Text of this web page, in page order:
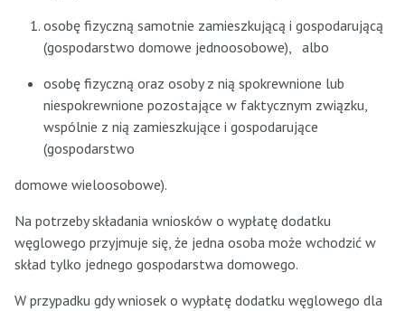
osobę fizyczną samotnie zamieszkującą i gospodarującą
(gospodarstwo domowe jednoosobowe), albo
osobę fizyczną oraz osoby z nią spokrewnione lub
niespokrewnione pozostające w faktycznym związku,
wspólnie z nią zamieszkujące i gospodarujące
(gospodarstwo
domowe wieloosobowe).
Na potrzeby składania wniosków o wypłatę dodatku
węglowego przyjmuje się, że jedna osoba może wchodzić w
skład tylko jednego gospodarstwa domowego.
W przypadku gdy wniosek o wypłatę dodatku węglowego dla